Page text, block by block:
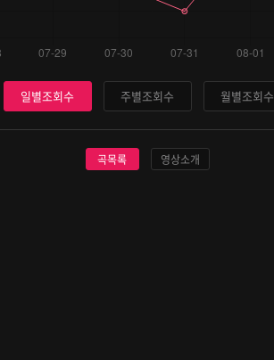
일별조회수 주별조회수 월별조회수
곡목록 영상소개